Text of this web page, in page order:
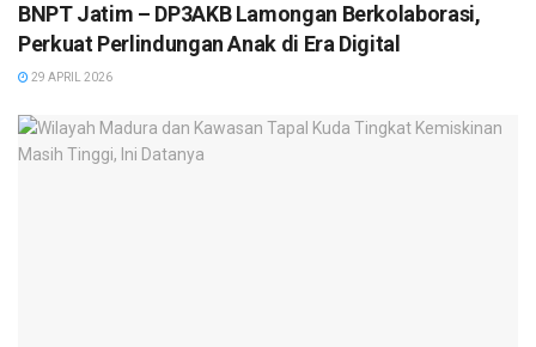
BNPT Jatim – DP3AKB Lamongan Berkolaborasi,
Perkuat Perlindungan Anak di Era Digital
29 APRIL 2026